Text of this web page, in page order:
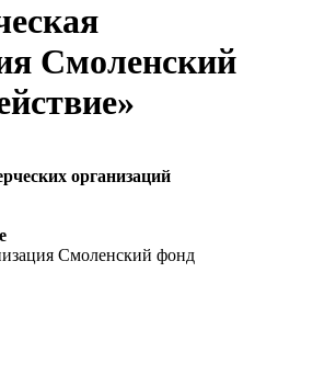
Смоленский
организаций
Смоленский фонд